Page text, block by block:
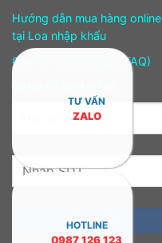
Hướng dẫn mua hàng online
tại Loa nhập khẩu
Câu hỏi thường gặp (FAQ)
TƯ VẤN
ZALO
HOTLINE
0987 126 123